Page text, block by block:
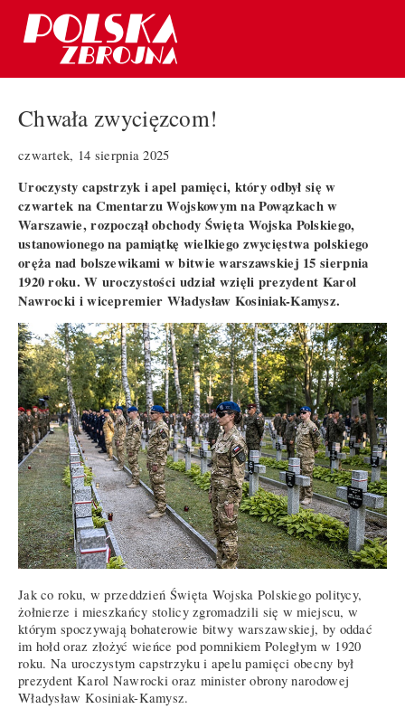
Chwała zwycięzcom!
czwartek, 14 sierpnia 2025
Uroczysty capstrzyk i apel pamięci, który odbył się w
czwartek na Cmentarzu Wojskowym na Powązkach w
Warszawie, rozpoczął obchody Święta Wojska Polskiego,
ustanowionego na pamiątkę wielkiego zwycięstwa polskiego
oręża nad bolszewikami w bitwie warszawskiej 15 sierpnia
1920 roku. W uroczystości udział wzięli prezydent Karol
Nawrocki i wicepremier Władysław Kosiniak-Kamysz.
Jak co roku, w przeddzień Święta Wojska Polskiego politycy,
żołnierze i mieszkańcy stolicy zgromadzili się w miejscu, w
którym spoczywają bohaterowie bitwy warszawskiej, by oddać
im hołd oraz złożyć wieńce pod pomnikiem Poległym w 1920
roku. Na uroczystym capstrzyku i apelu pamięci obecny był
prezydent Karol Nawrocki oraz minister obrony narodowej
Władysław Kosiniak-Kamysz.